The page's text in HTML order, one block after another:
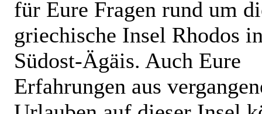
für Eure Fragen rund um
griechische Insel Rhodos
Südost-Ägäis. Auch Eure
Erfahrungen aus